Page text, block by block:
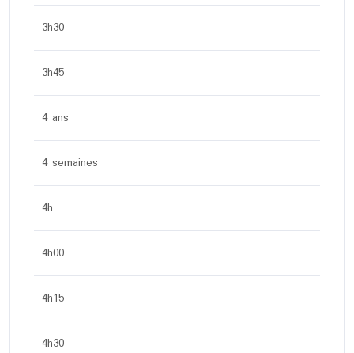
3h30
3h45
4 ans
4 semaines
4h
4h00
4h15
4h30